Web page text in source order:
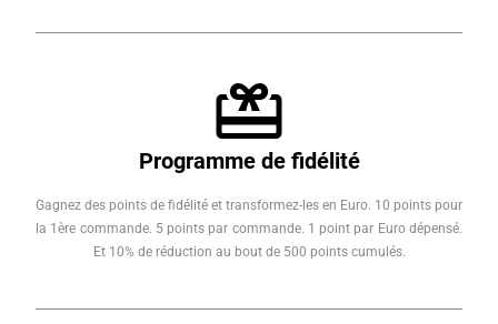
Programme de fidélité
Gagnez des points de fidélité et transformez-les en Euro. 10 points pour
la 1ère commande. 5 points par commande. 1 point par Euro dépensé.
Et 10% de réduction au bout de 500 points cumulés.